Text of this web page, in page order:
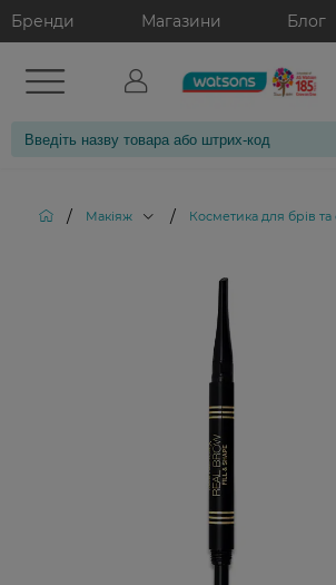
Бренди Магазини Блог
/ Макіяж / Косметика для брів та